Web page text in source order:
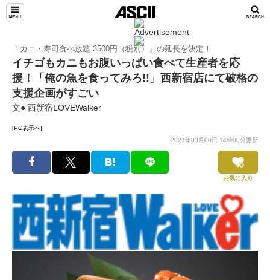
「カニ・寿司食べ放題 3500円（税別）」の延長を決定！
イチゴもカニもお腹いっぱい食べて生産者を応
援！「俺の魚を食ってみろ!!」西新宿店にて破格の
支援企画がすごい
文● 西新宿LOVEWalker
[PC表示へ]
2021年03月08日 14時00分更新
お気に入り